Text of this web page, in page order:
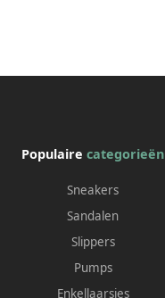
Populairecategorieën
Sneakers
Sandalen
Slippers
Pumps
Enkellaarsjes